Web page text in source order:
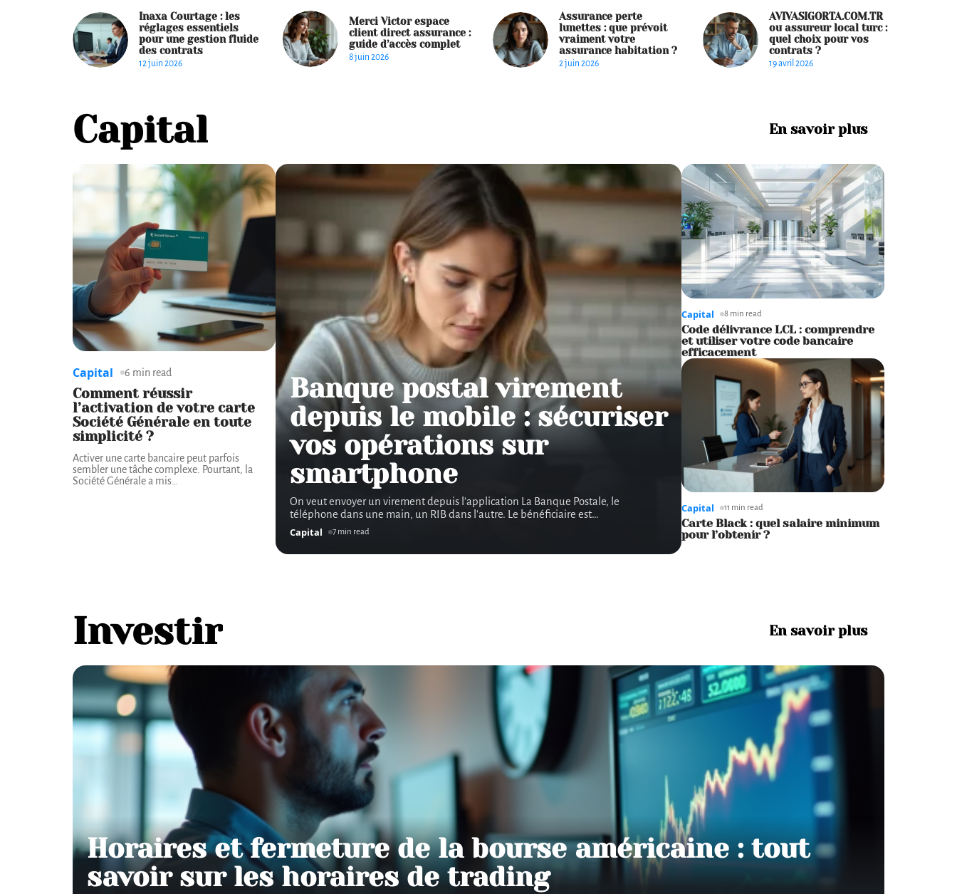
Inaxa Courtage : les
réglages essentiels
pour une gestion fluide
des contrats
12 juin 2026
Merci Victor espace
client direct assurance :
guide d’accès complet
8 juin 2026
Assurance perte
lunettes : que prévoit
vraiment votre
assurance habitation ?
2 juin 2026
AVIVASIGORTA.COM.TR
ou assureur local turc :
quel choix pour vos
contrats ?
19 avril 2026
Capital En savoir plus
Capital 6 min read
Comment réussir
l’activation de votre carte
Société Générale en toute
simplicité ?
Activer une carte bancaire peut parfois
sembler une tâche complexe. Pourtant, la
Société Générale a mis
Banque postal virement
depuis le mobile : sécuriser
vos opérations sur
smartphone
On veut envoyer un virement depuis l'application La Banque Postale, le
téléphone dans une main, un RIB dans l'autre. Le bénéficiaire est…
Capital 7 min read
Capital 8 min read
Code délivrance LCL : comprendre
et utiliser votre code bancaire
efficacement
Capital 11 min read
Carte Black : quel salaire minimum
pour l’obtenir ?
Investir En savoir plus
Horaires et fermeture de la bourse américaine : tout
savoir sur les horaires de trading